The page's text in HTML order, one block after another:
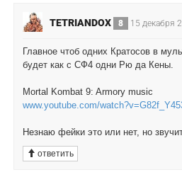
TETRIANDOX 8 15 декабря
Главное чтоб одних Кратосов в
будет как с СФ4 одни Рю да Кены.
Mortal Kombat 9: Armory music
www.youtube.com/
Незнаю фейки это или нет, но
ответить